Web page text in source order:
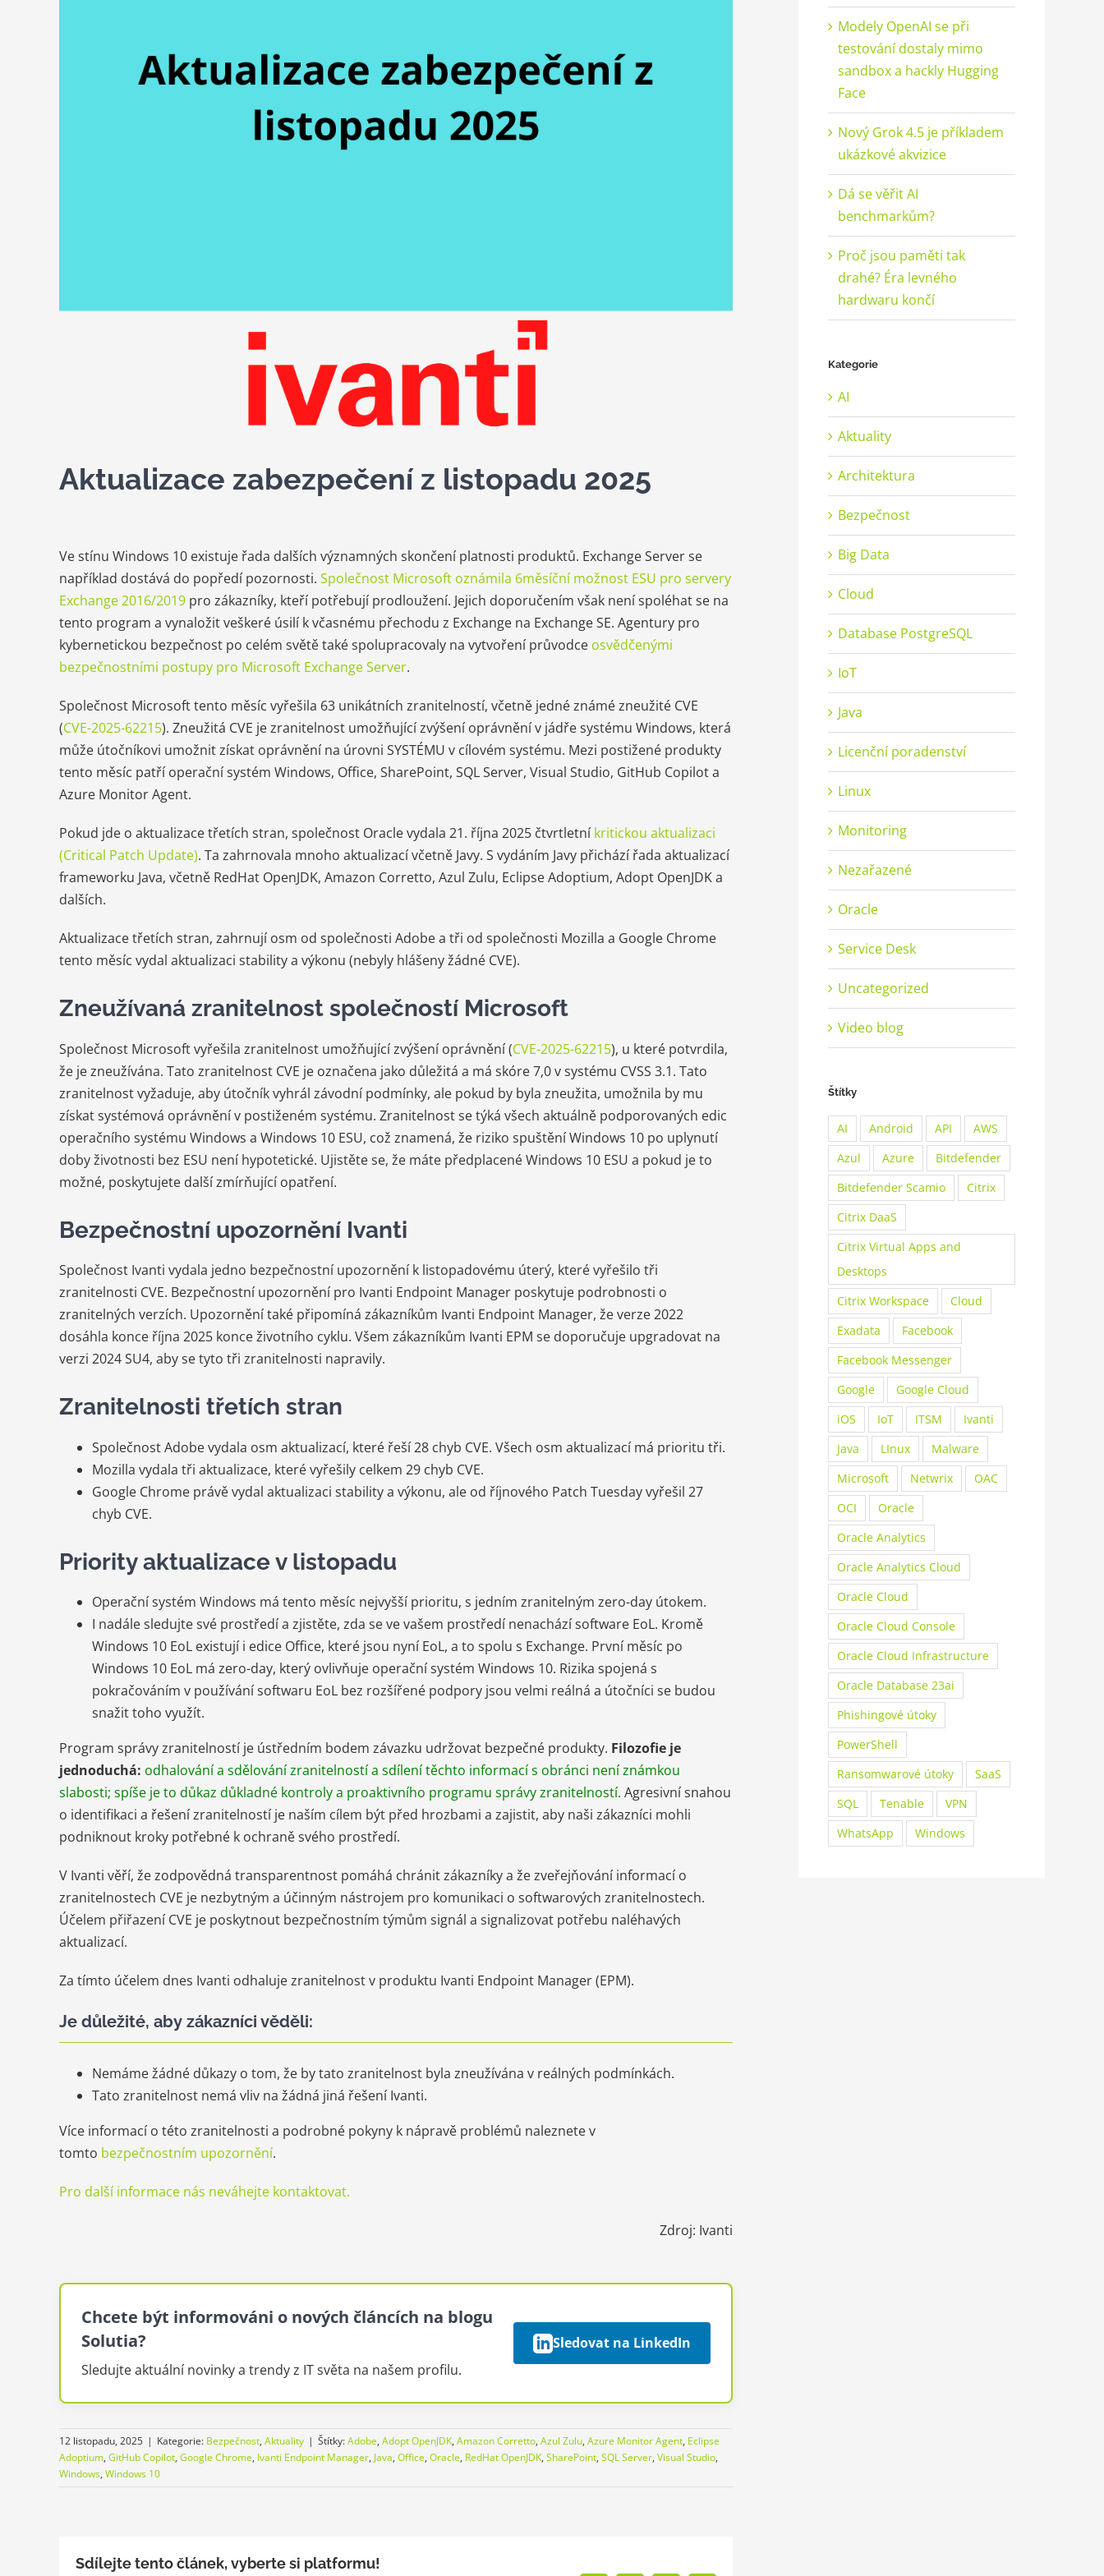
Aktualizace zabezpečení z listopadu 2025
Ve stínu Windows 10 existuje řada dalších významných skončení platnosti produktů. Exchange Server se
například dostává do popředí pozornosti. Společnost Microsoft oznámila 6měsíční možnost ESU pro servery
Exchange 2016/2019pro zákazníky, kteří potřebují prodloužení. Jejich doporučením však není spoléhat se na
tento program a vynaložit veškeré úsilí k včasnému přechodu z Exchange na Exchange SE. Agentury pro
kybernetickou bezpečnost po celém světě také spolupracovaly na vytvoření průvodce osvědčenými
bezpečnostními postupy pro Microsoft Exchange Server.
Společnost Microsoft tento měsíc vyřešila 63 unikátních zranitelností, včetně jedné známé zneužité CVE
(CVE-2025-62215). Zneužitá CVE je zranitelnost umožňující zvýšení oprávnění v jádře systému Windows, která
může útočníkovi umožnit získat oprávnění na úrovni SYSTÉMU v cílovém systému. Mezi postižené produkty
tento měsíc patří operační systém Windows, Office, SharePoint, SQL Server, Visual Studio, GitHub Copilot a
Azure Monitor Agent.
Pokud jde o aktualizace třetích stran, společnost Oracle vydala 21. října 2025 čtvrtletní kritickou aktualizaci
(Critical Patch Update). Ta zahrnovala mnoho aktualizací včetně Javy. S vydáním Javy přichází řada aktualizací
frameworku Java, včetně RedHat OpenJDK, Amazon Corretto, Azul Zulu, Eclipse Adoptium, Adopt OpenJDK a
dalších.
Aktualizace třetích stran, zahrnují osm od společnosti Adobe a tři od společnosti Mozilla a Google Chrome
tento měsíc vydal aktualizaci stability a výkonu (nebyly hlášeny žádné CVE).
Zneužívaná zranitelnost společností Microsoft
Společnost Microsoft vyřešila zranitelnost umožňující zvýšení oprávnění (CVE-2025-62215), u které potvrdila,
že je zneužívána. Tato zranitelnost CVE je označena jako důležitá a má skóre 7,0 v systému CVSS 3.1. Tato
zranitelnost vyžaduje, aby útočník vyhrál závodní podmínky, ale pokud by byla zneužita, umožnila by mu
získat systémová oprávnění v postiženém systému. Zranitelnost se týká všech aktuálně podporovaných edic
operačního systému Windows a Windows 10 ESU, což znamená, že riziko spuštění Windows 10 po uplynutí
doby životnosti bez ESU není hypotetické. Ujistěte se, že máte předplacené Windows 10 ESU a pokud je to
možné, poskytujete další zmírňující opatření.
Bezpečnostní upozornění Ivanti
Společnost Ivanti vydala jedno bezpečnostní upozornění k listopadovému úterý, které vyřešilo tři
zranitelnosti CVE. Bezpečnostní upozornění pro Ivanti Endpoint Manager poskytuje podrobnosti o
zranitelných verzích. Upozornění také připomíná zákazníkům Ivanti Endpoint Manager, že verze 2022
dosáhla konce října 2025 konce životního cyklu. Všem zákazníkům Ivanti EPM se doporučuje upgradovat na
verzi 2024 SU4, aby se tyto tři zranitelnosti napravily.
Zranitelnosti třetích stran
Společnost Adobe vydala osm aktualizací, které řeší 28 chyb CVE. Všech osm aktualizací má prioritu tři.
Mozilla vydala tři aktualizace, které vyřešily celkem 29 chyb CVE.
Google Chrome právě vydal aktualizaci stability a výkonu, ale od říjnového Patch Tuesday vyřešil 27
chyb CVE.
Priority aktualizace v listopadu
Operační systém Windows má tento měsíc nejvyšší prioritu, s jedním zranitelným zero-day útokem.
I nadále sledujte své prostředí a zjistěte, zda se ve vašem prostředí nenachází software EoL. Kromě
Windows 10 EoL existují i ​​edice Office, které jsou nyní EoL, a to spolu s Exchange. První měsíc po
Windows 10 EoL má zero-day, který ovlivňuje operační systém Windows 10. Rizika spojená s
pokračováním v používání softwaru EoL bez rozšířené podpory jsou velmi reálná a útočníci se budou
snažit toho využít.
Program správy zranitelností je ústředním bodem závazku udržovat bezpečné produkty. Filozofie je
jednoduchá: odhalování a sdělování zranitelností a sdílení těchto informací s obránci není známkou
slabosti; spíše je to důkaz důkladné kontroly a proaktivního programu správy zranitelností. Agresivní snahou
o identifikaci a řešení zranitelností je naším cílem být před hrozbami a zajistit, aby naši zákazníci mohli
podniknout kroky potřebné k ochraně svého prostředí.
V Ivanti věří, že zodpovědná transparentnost pomáhá chránit zákazníky a že zveřejňování informací o
zranitelnostech CVE je nezbytným a účinným nástrojem pro komunikaci o softwarových zranitelnostech.
Účelem přiřazení CVE je poskytnout bezpečnostním týmům signál a signalizovat potřebu naléhavých
aktualizací.
Za tímto účelem dnes Ivanti odhaluje zranitelnost v produktu Ivanti Endpoint Manager (EPM).
Je důležité, aby zákazníci věděli:
Nemáme žádné důkazy o tom, že by tato zranitelnost byla zneužívána v reálných podmínkách.
Tato zranitelnost nemá vliv na žádná jiná řešení Ivanti.
Více informací o této zranitelnosti a podrobné pokyny k nápravě problémů naleznete v
tomto bezpečnostním upozornění.
Pro další informace nás neváhejte kontaktovat.
Zdroj: Ivanti
Chcete být informováni o nových článcích na blogu
Solutia?
Sledujte aktuální novinky a trendy z IT světa na našem profilu.
Sledovat na LinkedIn
12 listopadu, 2025 | Kategorie: Bezpečnost, Aktuality | Štítky:Adobe, Adopt OpenJDK, Amazon Corretto, Azul Zulu, Azure Monitor Agent, Eclipse
Adoptium, GitHub Copilot, Google Chrome, Ivanti Endpoint Manager, Java, Office, Oracle, RedHat OpenJDK, SharePoint, SQL Server, Visual Studio,
Windows, Windows 10
Sdílejte tento článek, vyberte si platformu!
Modely OpenAI se při
testování dostaly mimo
sandbox a hackly Hugging
Face
Nový Grok 4.5 je příkladem
ukázkové akvizice
Dá se věřit AI
benchmarkům?
Proč jsou paměti tak
drahé? Éra levného
hardwaru končí
Kategorie
AI
Aktuality
Architektura
Bezpečnost
Big Data
Cloud
Database PostgreSQL
IoT
Java
Licenční poradenství
Linux
Monitoring
Nezařazené
Oracle
Service Desk
Uncategorized
Video blog
Štítky
AI Android API
AWS
Azul
Azure
Bitdefender
Bitdefender Scamio
Citrix
Citrix DaaS
Citrix Virtual Apps and
Desktops
Citrix Workspace
Cloud
Exadata
Facebook
Facebook Messenger
Google
Google Cloud
iOS
IoT ITSM
Ivanti
Java
LInux
Malware
Microsoft
Netwrix
OAC
OCI
Oracle
Oracle Analytics
Oracle Analytics Cloud
Oracle Cloud
Oracle Cloud Console
Oracle Cloud Infrastructure
Oracle Database 23ai
Phishingové útoky
PowerShell
Ransomwarové útoky
SaaS
SQL
Tenable
VPN
WhatsApp
Windows